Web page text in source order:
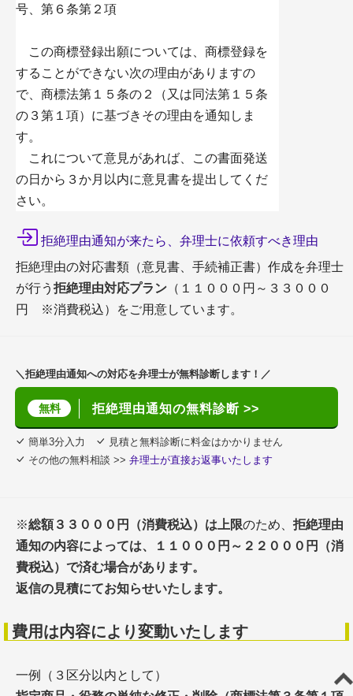
号、第６条第２項
この商標登録出願については、商標登録を
することができない次の理由がありますの
で、商標法第１５条の２（又は同法第１５条
の３第１項）に基づきその理由を通知しま
す。
これについて意見があれば、この書面発送
の日から３か月以内に意見書を提出してくだ
さい。
拒絶理由通知が来たら、弁理士に依頼すべき理由
拒絶理由の対応書類（意見書、手続補正書）作成を弁理士
が行う 拒絶理由対応プラン （１１０００円～３３０００
円 ※消費税込）をご用意しています。
＼拒絶理由通知への対応を弁理士が無料診断します！／
無料 拒絶理由通知の無料診断 >>
簡単3分入力
見積と無料診断に料金はかかりません
その他の無料相談 >> 弁理士が直接お返事いたします
※総額３３０００円（消費税込）は上限のため、 拒絶理由
通知の内容によっては、１１０００円～２２０００円（消
費税込）で済む場合があります。
返信の見積にてお知らせいたします。
費用は内容により変動いたします
一例（３区分以内として）